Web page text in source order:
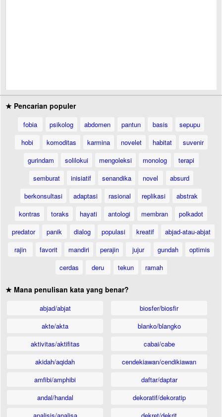
★ Pencarian populer
fobia psikolog abdomen pantun basis
sepupu
hobi
komoditas karmina novelet habitat
suvenir
gurindam
solilokui mengoleksi monolog
terapi
semburat
inisiatif senandika novel
absurd
berkonsultasi
adaptasi rasional replikasi
abstrak
kontras
toraks hayati antologi membran
polkadot
predator
panik dialog populasi kreatif
abjad-atau-abjat
rajin
favorit mandiri perajin jujur gundah
optimis
cerdas
deru tekun ramah
★ Mana penulisan kata yang benar?
abjad/abjat
akte/akta
aktivitas/aktifitas
akidah/aqidah
amfibi/amphibi
andal/handal
biosfer/biosfir
blanko/blangko
cabai/cabe
cendekiawan/cendikiawan
daftar/daptar
dekoratif/dekoratip